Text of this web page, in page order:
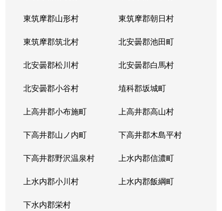
東筑摩郡山形村 東筑摩郡朝日村
東筑摩郡筑北村 北安曇郡池田町
北安曇郡松川村 北安曇郡白馬村
北安曇郡小谷村 埴科郡坂城町
上高井郡小布施町 上高井郡高山村
下高井郡山ノ内町 下高井郡木島平村
下高井郡野沢温泉村 上水内郡信濃町
上水内郡小川村 上水内郡飯綱町
下水内郡栄村